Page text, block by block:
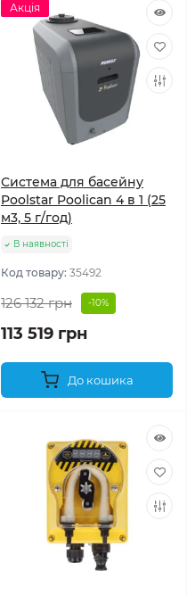
Акція
Система для басейну
Poolstar Poolican 4 в 1 (25
м3, 5 г/год)
В наявності
Код товару: 35492
126 132 грн -10%
113 519 грн
До кошика